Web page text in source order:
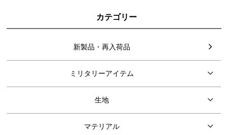
カテゴリー
新製品・再入荷品
ミリタリーアイテム
生地
マテリアル